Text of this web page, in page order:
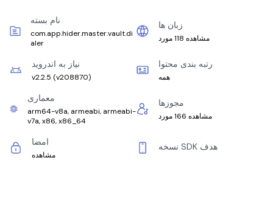
نام بسته
com.app.hider.master.vault.di
aler
زبان ها
مشاهده 118 مورد
نیاز به اندروید
v2.2.5 (v208870)
رتبه بندی محتوا
همه
معماری
arm64-v8a, armeabi, armeabi-
v7a, x86, x86_64
مجوزها
مشاهده 166 مورد
امضا
مشاهده
نسخه SDK هدف